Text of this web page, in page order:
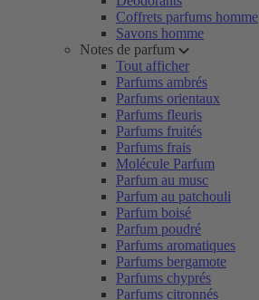
Coffrets parfums homme
Savons homme
Notes de parfum
Tout afficher
Parfums ambrés
Parfums orientaux
Parfums fleuris
Parfums fruités
Parfums frais
Molécule Parfum
Parfum au musc
Parfum au patchouli
Parfum boisé
Parfum poudré
Parfums aromatiques
Parfums bergamote
Parfums chyprés
Parfums citronnés